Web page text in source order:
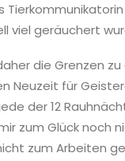
viel geräuchert
die Grenzen
Neuzeit für
der 12
zum Glück noch
zum Arbeiten